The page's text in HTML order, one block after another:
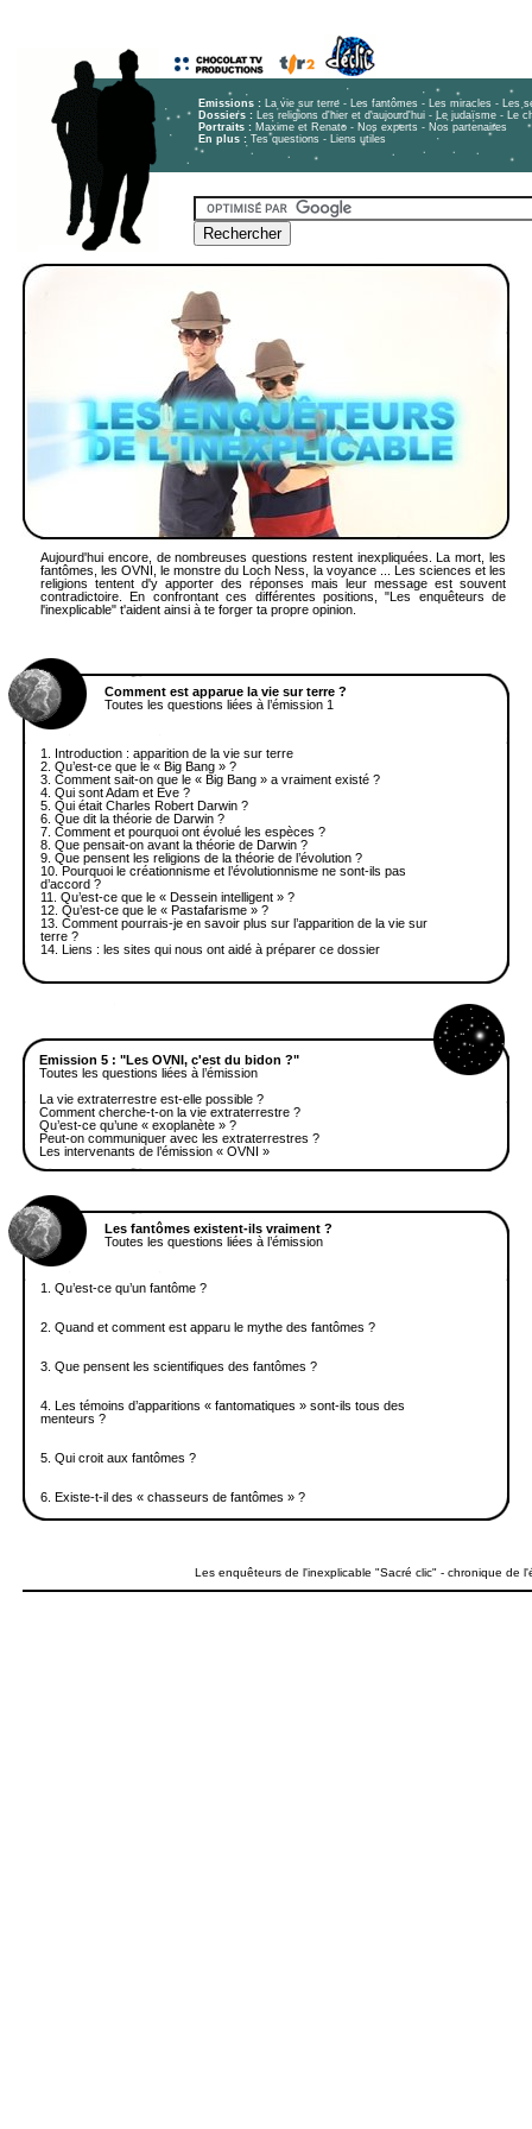
Emissions : La vie sur terre - Les fantômes - Les miracles - Les
Dossiers : Les religions d'hier et d'aujourd'hui - Le judaïsme - Le
Portraits : Maxime et Renato - Nos experts - Nos partenaires
En plus : Tes questions - Liens utiles
Aujourd'hui encore, de nombreuses questions restent inexpliquées. La mort, les
fantômes, les OVNI, le monstre du Loch Ness, la voyance ... Les sciences et les
religions tentent d'y apporter des réponses mais leur message est souvent
contradictoire. En confrontant ces différentes positions, "Les enquêteurs de
l'inexplicable" t'aident ainsi à te forger ta propre opinion.
Emission 5 : "Les OVNI, c'est du bidon ?"
Toutes les questions liées à l’émission
La vie extraterrestre est-elle possible ?
Comment cherche-t-on la vie extraterrestre ?
Qu’est-ce qu’une « exoplanète » ?
Peut-on communiquer avec les extraterrestres ?
Les intervenants de l’émission « OVNI »
Comment est apparue la vie sur terre ?
Toutes les questions liées à l’émission 1
1. Introduction : apparition de la vie sur terre
2. Qu’est-ce que le « Big Bang » ?
3. Comment sait-on que le « Big Bang » a vraiment existé ?
4. Qui sont Adam et Eve ?
5. Qui était Charles Robert Darwin ?
6. Que dit la théorie de Darwin ?
7. Comment et pourquoi ont évolué les espèces ?
8. Que pensait-on avant la théorie de Darwin ?
9. Que pensent les religions de la théorie de l’évolution ?
10. Pourquoi le créationnisme et l’évolutionnisme ne sont-ils pas
d’accord ?
11. Qu’est-ce que le « Dessein intelligent » ?
12. Qu’est-ce que le « Pastafarisme » ?
13. Comment pourrais-je en savoir plus sur l’apparition de la vie sur
terre ?
14. Liens : les sites qui nous ont aidé à préparer ce dossier
Les enquêteurs de l'inexplicable "Sacré clic" - chronique de
Les fantômes existent-ils vraiment ?
Toutes les questions liées à l’émission
1. Qu’est-ce qu’un fantôme ?
2. Quand et comment est apparu le mythe des fantômes ?
3. Que pensent les scientifiques des fantômes ?
4. Les témoins d’apparitions « fantomatiques » sont-ils tous des
menteurs ?
5. Qui croit aux fantômes ?
6. Existe-t-il des « chasseurs de fantômes » ?